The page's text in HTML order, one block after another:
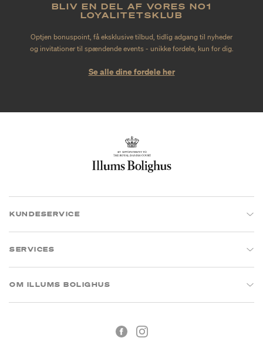
BLIV EN DEL AF VORES NO1
LOYALITETSKLUB
Optjen bonuspoint, få eksklusive tilbud, tidlig adgang til nyheder
og invitationer til spændende events - unikke fordele, kun for dig.
Se alle dine fordele her
KUNDESERVICE
SERVICES
OM ILLUMS BOLIGHUS